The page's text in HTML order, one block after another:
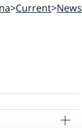
Current News